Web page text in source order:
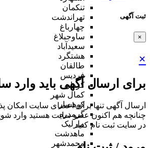
ثبت آگهی
×
×
برای ارسال آگهی باید وارد
ارسال آگهی تنها برای اعضای سایت امکان
چنانچه هم‌ اکنون عضو سایت هستید وارد
در سایت ثبت نام کنید
تنکمان
تهراندشت
چهارباغ
ساوجبلاغ
سعیدآباد
هشتگرد
طالقان
فردیس
کردان
کمال شهر
کوهسار
گرمدره
مارلیک
ماهدشت
محمدشهر